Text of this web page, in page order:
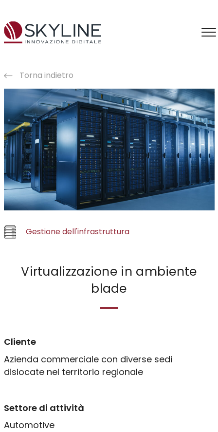
Consulenza
Information Intelligence
Intelligenza Artificiale
Applicazioni IA
Formazione IA
EAM & Industria 5.0
Risorse umane
Gestione HR
Infrastruttura
Torna indietro
Gestione dell'infrastruttura
Virtualizzazione in ambiente
blade
Cliente
Azienda commerciale con diverse sedi
dislocate nel territorio regionale
Settore di attività
Automotive